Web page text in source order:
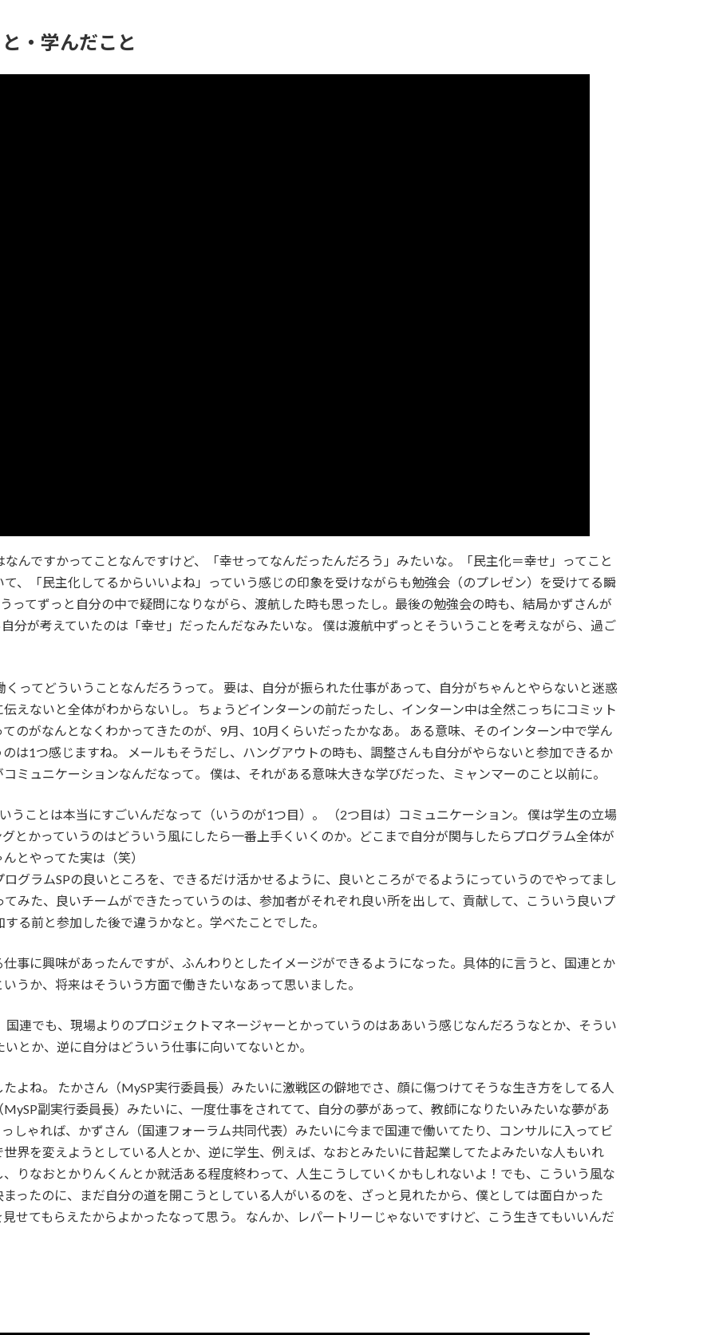
・学んだこと
んですかってことなんですけど、「幸せってなんだったんだろう」みたいな。「民主化＝幸せ」ってこと
、「民主化してるからいいよね」っていう感じの印象を受けながらも勉強会（のプレゼン）を受けてる瞬
ってずっと自分の中で疑問になりながら、渡航した時も思ったし。最後の勉強会の時も、結局かずさんが
分が考えていたのは「幸せ」だったんだなみたいな。 僕は渡航中ずっとそういうことを考えながら、過ご
ってどういうことなんだろうって。 要は、自分が振られた仕事があって、自分がちゃんとやらないと迷惑
えないと全体がわからないし。 ちょうどインターンの前だったし、インターン中は全然こっちにコミット
のがなんとなくわかってきたのが、9月、10月くらいだったかなあ。 ある意味、そのインターン中で学ん
は1つ感じますね。 メールもそうだし、ハングアウトの時も、調整さんも自分がやらないと参加できるか
ミュニケーションなんだなって。 僕は、それがある意味大きな学びだった、ミャンマーのこと以前に。
うことは本当にすごいんだなって（いうのが1つ目）。 （2つ目は）コミュニケーション。 僕は学生の立場
とかっていうのはどういう風にしたら一番上手くいくのか。どこまで自分が関与したらプログラム全体が
とやってた実は（笑）
ラムSPの良いところを、できるだけ活かせるように、良いところがでるようにっていうのでやってまし
みた、良いチームができたっていうのは、参加者がそれぞれ良い所を出して、貢献して、こういう良いプ
る前と参加した後で違うかなと。学べたことでした。
事に興味があったんですが、ふんわりとしたイメージができるようになった。具体的に言うと、国連とか
うか、将来はそういう方面で働きたいなあって思いました。
連でも、現場よりのプロジェクトマネージャーとかっていうのはああいう感じなんだろうなとか、そうい
とか、逆に自分はどういう仕事に向いてないとか。
よね。 たかさん（MySP実行委員長）みたいに激戦区の僻地でさ、顔に傷つけてそうな生き方をしてる人
副実行委員長）みたいに、一度仕事をされてて、自分の夢があって、教師になりたいみたいな夢があ
しゃれば、かずさん（国連フォーラム共同代表）みたいに今まで国連で働いてたり、コンサルに入ってビ
界を変えようとしている人とか、逆に学生、例えば、なおとみたいに昔起業してたよみたいな人もいれ
りなおとかりんくんとか就活ある程度終わって、人生こうしていくかもしれないよ！でも、こういう風な
ったのに、まだ自分の道を開こうとしている人がいるのを、ざっと見れたから、僕としては面白かった
せてもらえたからよかったなって思う。 なんか、レパートリーじゃないですけど、こう生きてもいいんだ